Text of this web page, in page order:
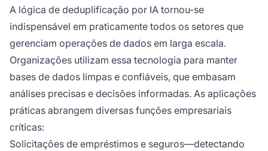
A lógica de deduplificação por IA tornou-se
indispensável em praticamente todos os setores que
gerenciam operações de dados em larga escala.
Organizações utilizam essa tecnologia para manter
bases de dados limpas e confiáveis, que embasam
análises precisas e decisões informadas. As aplicações
práticas abrangem diversas funções empresariais
críticas:
Solicitações de empréstimos e seguros—detectando